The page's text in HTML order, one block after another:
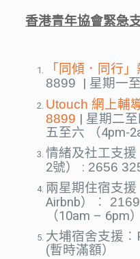
香港青年協會緊急
「同傾．同行
8899 | 星期一
Utouch 網上輔
8899 | 星期二
五至六 （4pm-
情緒及社工支
2號） : 2656
兩星期住宿支
Airbnb）︰
（10am – 6pm）
大埔宿舍支援
(暫時滿額）